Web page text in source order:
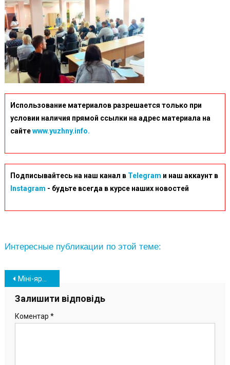
Использование материалов разрешается только при
условии наличия прямой ссылки на адрес материала на
сайтеwww.yuzhny.info.
Подписывайтесь на наш канал в Telegram и наш аккаунт в
Instagram - будьте всегда в курсе наших новостей
Интересные публикации по этой теме:
Навігація
записів
Міні-ярмарок вакансій – діалог і шлях для укомплектування вакансій
Залишити відповідь
Коментар *